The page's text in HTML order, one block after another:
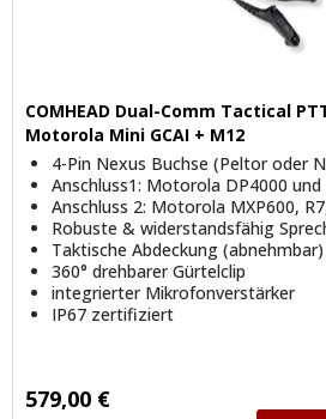
COMHEAD Dual-Comm Tactical
Motorola Mini GCAI + M12
4-Pin Nexus Buchse (Peltor oder
Anschluss1: Motorola DP4000 und
Anschluss 2: Motorola MXP600,
Robuste & widerstandsfähig
Taktische Abdeckung (abnehmbar)
360° drehbarer Gürtelclip
integrierter Mikrofonverstärker
IP67 zertifiziert
579,00 €